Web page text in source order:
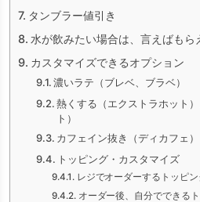
タンブラー値引き
水が飲みたい場合は、言えばもら
カスタマイズできるオプション
濃いラテ（ブレベ、ブラベ）
熱くする（エクストラホット
ト）
カフェイン抜き（ディカフェ）
トッピング・カスタマイズ
レジでオーダーするトッピ
オーダー後、自分でできる